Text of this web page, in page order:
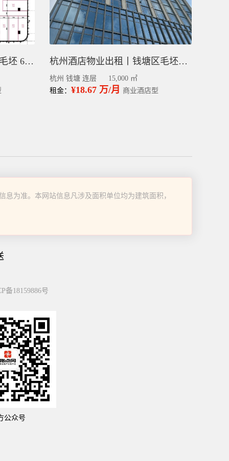
杭州酒店物业出租 钱塘区 毛坯 6千平 杭州酒店物业出租丨钱塘区毛坯1.5万平
杭州 钱塘 连层
15,000 ㎡
租金： ¥18.67 万/月 商业酒店型
为准。本网站信息凡涉及面积单位均为建筑面积，
备18159886号
公众号